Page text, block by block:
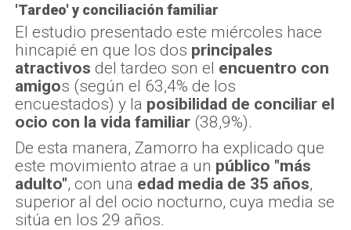
'Tardeo' y conciliación familiar
El estudio presentado este miércoles hace
hincapié en que los dos principales
atractivos del tardeo son el encuentro con
amigos (según el 63,4% de los
encuestados) y la posibilidad de conciliar el
ocio con la vida familiar (38,9%).
De esta manera, Zamorro ha explicado que
este movimiento atrae a un público "más
adulto", con una edad media de 35 años,
superior al del ocio nocturno, cuya media se
sitúa en los 29 años.